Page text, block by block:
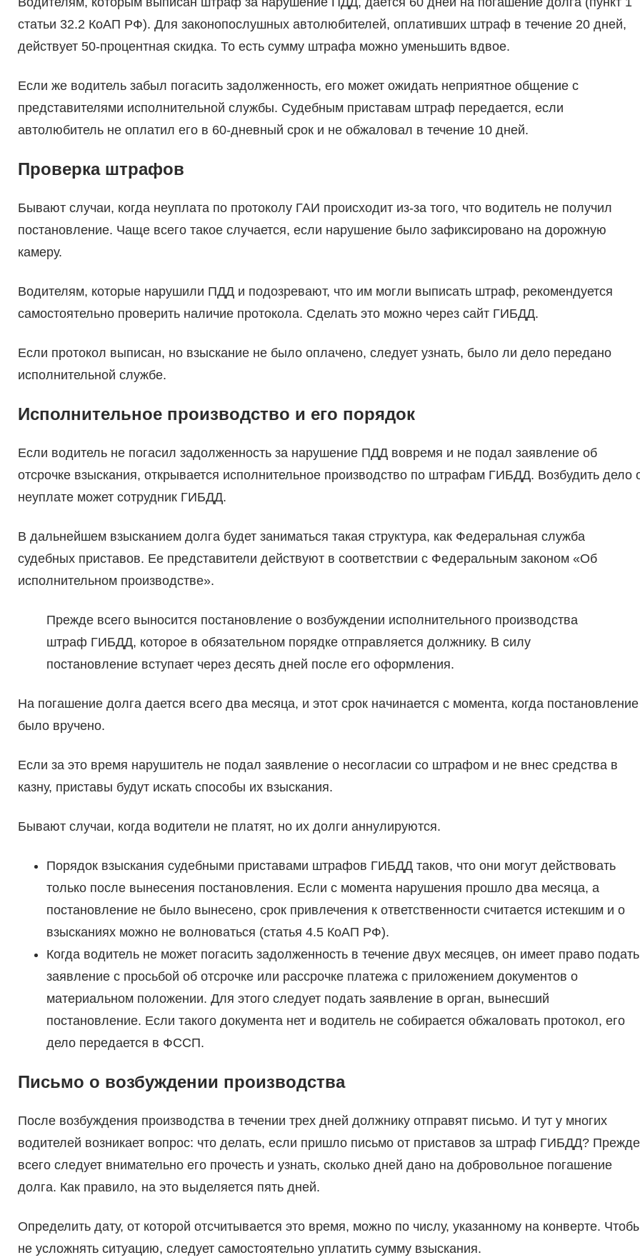
статьи 32.2 КоАП РФ). Для законопослушных автолюбителей, оплативших штраф в течение 20 дней,
действует 50-процентная скидка. То есть сумму штрафа можно уменьшить вдвое.
Если же водитель забыл погасить задолженность, его может ожидать неприятное общение с
представителями исполнительной службы. Судебным приставам штраф передается, если
автолюбитель не оплатил его в 60-дневный срок и не обжаловал в течение 10 дней.
Проверка штрафов
Бывают случаи, когда неуплата по протоколу ГАИ происходит из-за того, что водитель не получил
постановление. Чаще всего такое случается, если нарушение было зафиксировано на дорожную
камеру.
Водителям, которые нарушили ПДД и подозревают, что им могли выписать штраф, рекомендуется
самостоятельно проверить наличие протокола. Сделать это можно через сайт ГИБДД.
Если протокол выписан, но взыскание не было оплачено, следует узнать, было ли дело передано
исполнительной службе.
Исполнительное производство и его порядок
Если водитель не погасил задолженность за нарушение ПДД вовремя и не подал заявление об
отсрочке взыскания, открывается исполнительное производство по штрафам ГИБДД. Возбудить дело
неуплате может сотрудник ГИБДД.
В дальнейшем взысканием долга будет заниматься такая структура, как Федеральная служба
судебных приставов. Ее представители действуют в соответствии с Федеральным законом «Об
исполнительном производстве».
Прежде всего выносится постановление о возбуждении исполнительного производства
штраф ГИБДД, которое в обязательном порядке отправляется должнику. В силу
постановление вступает через десять дней после его оформления.
На погашение долга дается всего два месяца, и этот срок начинается с момента, когда постановление
было вручено.
Если за это время нарушитель не подал заявление о несогласии со штрафом и не внес средства в
казну, приставы будут искать способы их взыскания.
Бывают случаи, когда водители не платят, но их долги аннулируются.
Порядок взыскания судебными приставами штрафов ГИБДД таков, что они могут действовать
только после вынесения постановления. Если с момента нарушения прошло два месяца, а
постановление не было вынесено, срок привлечения к ответственности считается истекшим и о
взысканиях можно не волноваться (статья 4.5 КоАП РФ).
Когда водитель не может погасить задолженность в течение двух месяцев, он имеет право подать
заявление с просьбой об отсрочке или рассрочке платежа с приложением документов о
материальном положении. Для этого следует подать заявление в орган, вынесший
постановление. Если такого документа нет и водитель не собирается обжаловать протокол, его
дело передается в ФССП.
Письмо о возбуждении производства
После возбуждения производства в течении трех дней должнику отправят письмо. И тут у многих
водителей возникает вопрос: что делать, если пришло письмо от приставов за штраф ГИБДД? Прежде
всего следует внимательно его прочесть и узнать, сколько дней дано на добровольное погашение
долга. Как правило, на это выделяется пять дней.
Определить дату, от которой отсчитывается это время, можно по числу, указанному на конверте.
не усложнять ситуацию, следует самостоятельно уплатить сумму взыскания.